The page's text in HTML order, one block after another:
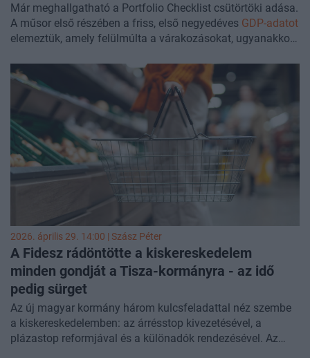
Már meghallgatható a Portfolio Checklist csütörtöki adása.
A műsor első részében a friss, első negyedéves GDP-adatot
elemeztük, amely felülmúlta a várakozásokat, ugyanakkor
szó, vagy inkább a választási transzferek rövid távú
hatásáról. A témát Németh Dávid, a K&H Bank vezető
elemzője segített értelmezni. A második részben az Európai
költségvetésének helyzetétés az ezzel kapcsolatos
kihívásokat jártuk körül
Sasvári Marcell , a Portfolio uniós
ügyekkel foglalkozó elemzőjének segítségével.
2026. április 29. 14:00 | Szász Péter
A Fidesz rádöntötte a kiskereskedelem
minden gondját a Tisza-kormányra - az idő
pedig sürget
Az új magyar kormány három kulcsfeladattal néz szembe
a kiskereskedelemben: az árrésstop kivezetésével, a
plázastop reformjával és a különadók rendezésével. Az